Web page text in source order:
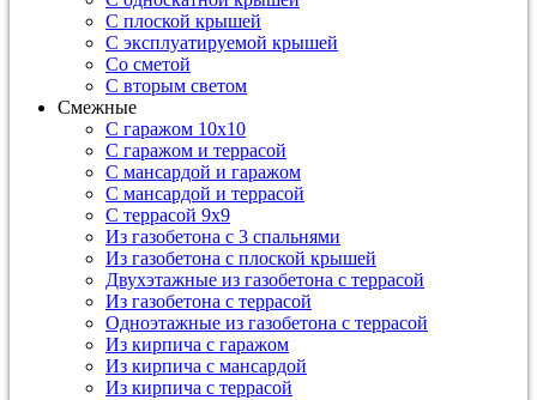
С плоской крышей
С эксплуатируемой крышей
Со сметой
С вторым светом
Смежные
С гаражом 10х10
С гаражом и террасой
С мансардой и гаражом
С мансардой и террасой
С террасой 9х9
Из газобетона с 3 спальнями
Из газобетона с плоской крышей
Двухэтажные из газобетона с террасой
Из газобетона с террасой
Одноэтажные из газобетона с террасой
Из кирпича с гаражом
Из кирпича с мансардой
Из кирпича с террасой